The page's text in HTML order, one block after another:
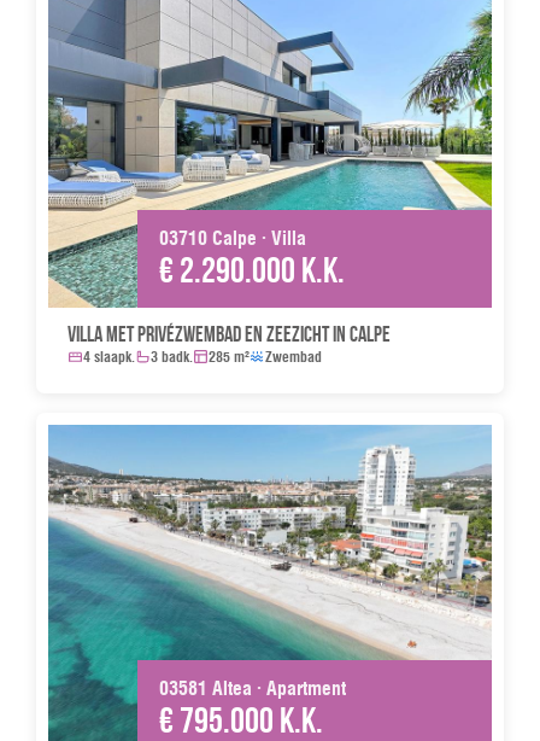
03710 Calpe · Villa
€ 2.290.000 k.k.
Villa met privézwembad en zeezicht in Calpe
4 slaapk. 3 badk. 285 m² Zwembad
03581 Altea · Apartment
€ 795.000 k.k.